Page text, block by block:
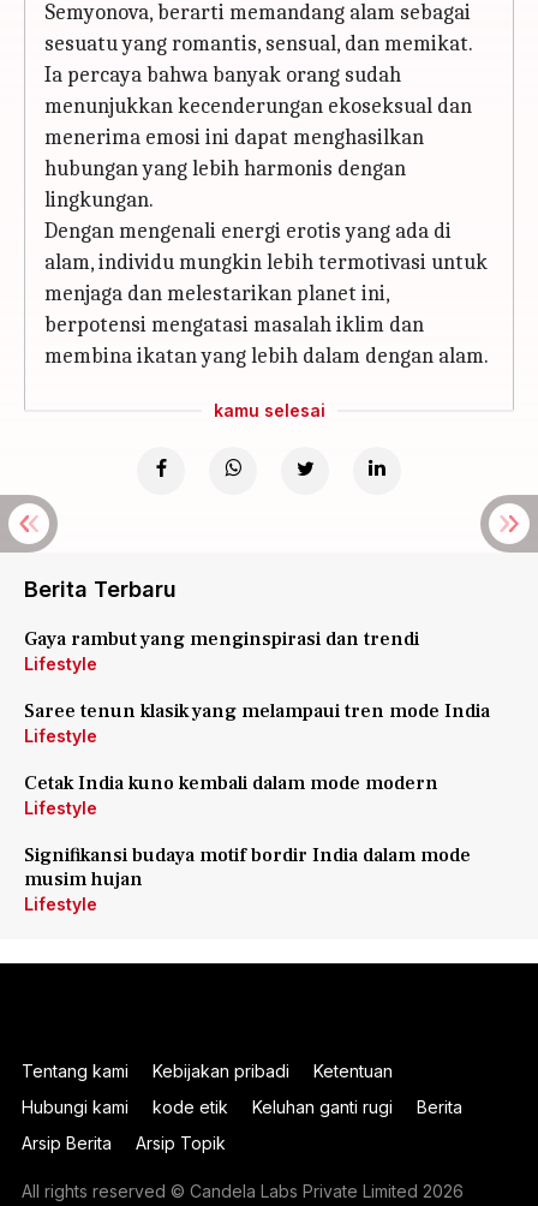
Semyonova, berarti memandang alam sebagai
sesuatu yang romantis, sensual, dan memikat.
Ia percaya bahwa banyak orang sudah
menunjukkan kecenderungan ekoseksual dan
menerima emosi ini dapat menghasilkan
hubungan yang lebih harmonis dengan
lingkungan.
Dengan mengenali energi erotis yang ada di
alam, individu mungkin lebih termotivasi untuk
menjaga dan melestarikan planet ini,
berpotensi mengatasi masalah iklim dan
membina ikatan yang lebih dalam dengan alam.
kamu selesai
Berita Terbaru
Gaya rambut yang menginspirasi dan trendi
Lifestyle
Saree tenun klasik yang melampaui tren mode India
Lifestyle
Cetak India kuno kembali dalam mode modern
Lifestyle
Signifikansi budaya motif bordir India dalam mode
musim hujan
Lifestyle
Tentang kami Kebijakan pribadi
Ketentuan
Hubungi kami
kode etik Keluhan ganti rugi
Berita
Arsip Berita
Arsip Topik
All rights reserved © Candela Labs Private Limited 2026